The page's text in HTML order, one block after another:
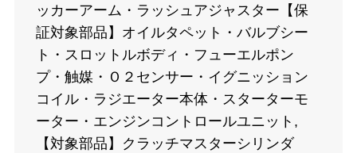
ッカーアーム・ラッシュアジャスター【保
証対象部品】オイルタペット・バルブシー
ト・スロットルボディ・フューエルポン
プ・触媒・Ｏ２センサー・イグニッション
コイル・ラジエーター本体・スターターモ
ーター・エンジンコントロールユニット,
【対象部品】クラッチマスターシリンダ